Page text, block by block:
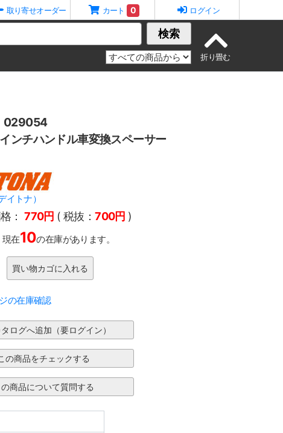
取り寄せオーダー カート 0 ログイン
検索
029054
ンチハンドル車変換スペーサー
イトナ）
： 770円 ( 税抜：700円 )
現在10の在庫があります。
の在庫確認